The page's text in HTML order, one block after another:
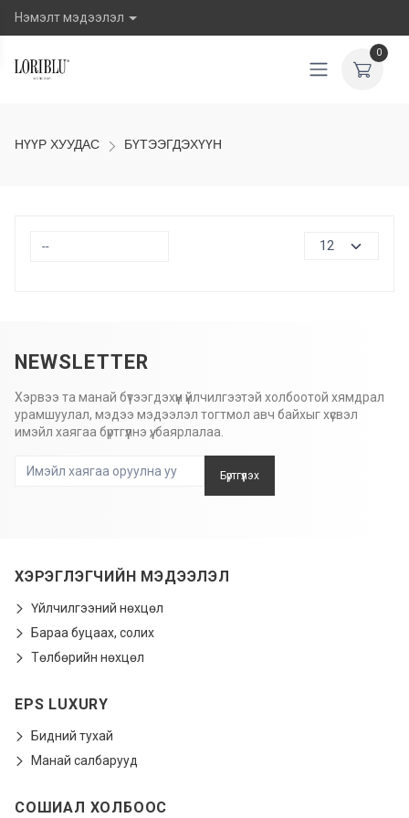
Нэмэлт мэдээлэл
0
НҮҮР ХУУДАС БҮТЭЭГДЭХҮҮН
NEWSLETTER
Хэрвээ та манай бүтээгдэхүүн үйлчилгээтэй холбоотой хямдрал
урамшуулал, мэдээ мэдээлэл тогтмол авч байхыг хүсвэл
имэйл хаягаа бүртгүүлнэ үү, баярлалаа.
Бүртгүүлэх
ХЭРЭГЛЭГЧИЙН МЭДЭЭЛЭЛ
Үйлчилгээний нөхцөл
Бараа буцаах, солих
Төлбөрийн нөхцөл
EPS LUXURY
Бидний тухай
Манай салбарууд
СОШИАЛ ХОЛБООС